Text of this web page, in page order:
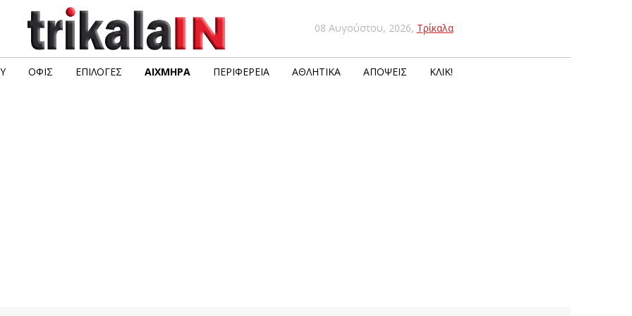
08 Αυγούστου, 2026, Τρίκαλα
ΟΦΙΣ ΕΠΙΛΟΓΈΣ ΑΙΧΜΗΡΆ ΠΕΡΙΦΈΡΕΙΑ ΑΘΛΗΤΙΚΆ ΑΠΌΨΕΙΣ ΚΛΙΚ!